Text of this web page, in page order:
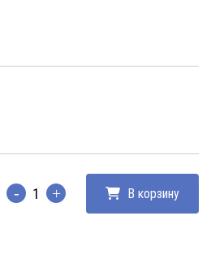
Количество В корзину